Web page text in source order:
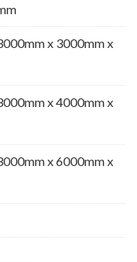
x 3000mm x
x 4000mm x
x 6000mm x